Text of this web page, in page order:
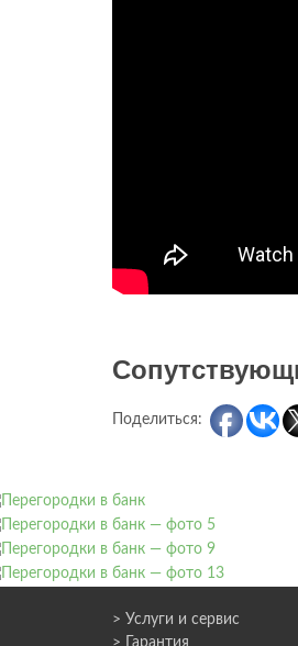
Поделиться:
> Услуги и сервис
> Гарантия